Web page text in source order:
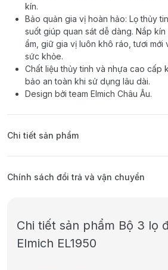
kín.
Bảo quản gia vị hoàn hảo: Lọ thủy
suốt giúp quan sát dễ dàng. Nắp
ẩm, giữ gia vị luôn khô ráo, tươi mới
sức khỏe.
Chất liệu thủy tinh và nhựa cao cấp
bảo an toàn khi sử dụng lâu dài.
Design bởi team Elmich Châu Âu.
Chi tiết sản phẩm
Chính sách đổi trả và vận chuyển
Chi tiết sản phẩm Bộ 3 lọ
Elmich EL1950